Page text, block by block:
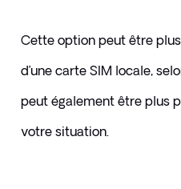
Cette option peut être
d’une carte SIM locale,
peut également être plus
votre situation.